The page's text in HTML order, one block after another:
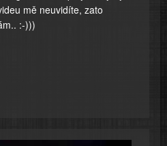
mě neuvidíte, zato
:-)))